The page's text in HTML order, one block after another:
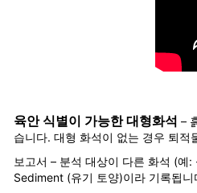
육안 식별이 가능한 대형화석 –
습니다. 대형 화석이 없는 경우 퇴
보고서 – 분석 대상이 다른 화석 (예
Sediment (유기 토양)이라 기록됩니